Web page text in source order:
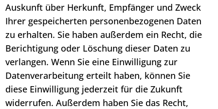
Auskunft über Herkunft, Empfänger und Zweck
Ihrer gespeicherten personenbezogenen Daten
zu erhalten. Sie haben außerdem ein Recht, die
Berichtigung oder Löschung dieser Daten zu
verlangen. Wenn Sie eine Einwilligung zur
Datenverarbeitung erteilt haben, können Sie
diese Einwilligung jederzeit für die Zukunft
widerrufen. Außerdem haben Sie das Recht,